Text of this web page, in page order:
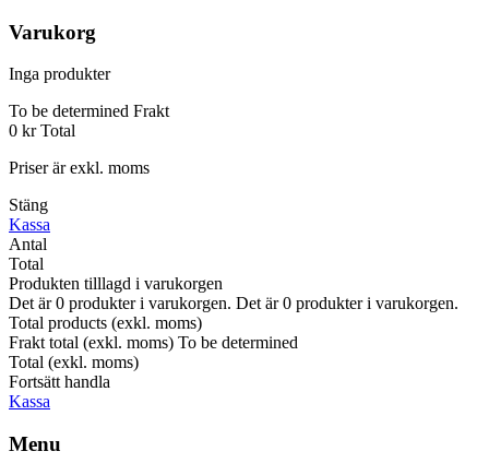
Varukorg
Inga produkter
To be determined Frakt
0 kr Total
Priser är exkl. moms
Stäng
Kassa
Antal
Total
Produkten tilllagd i varukorgen
Det är0 produkter i varukorgen. Det är0 produkter i varukorgen.
Total products (exkl. moms)
Frakt total (exkl. moms) To be determined
Total (exkl. moms)
Fortsätt handla
Kassa
Menu